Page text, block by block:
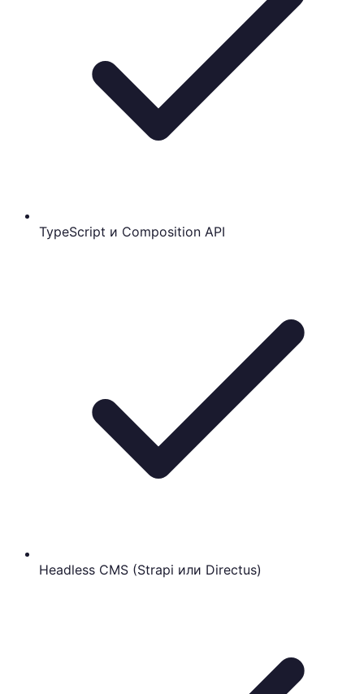
TypeScript и Composition API
Headless CMS (Strapi или Directus)